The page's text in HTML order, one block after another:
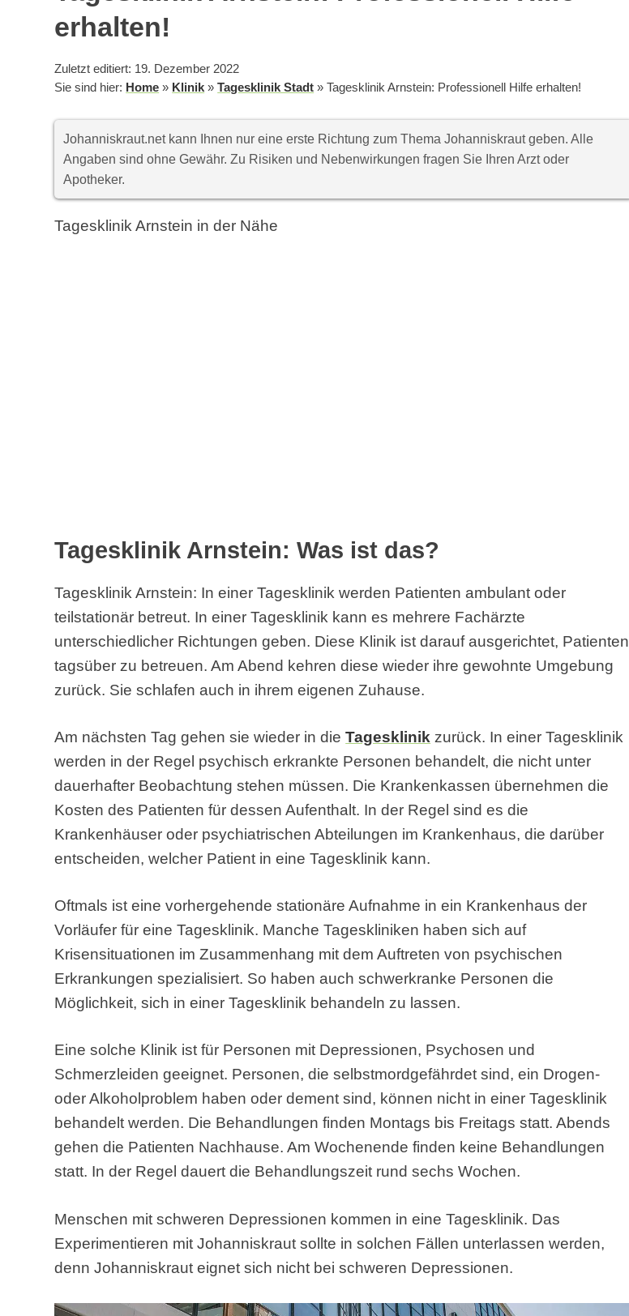
erhalten!
Zuletzt editiert: 19. Dezember 2022
Sie sind hier: Home » Klinik »Tagesklinik Stadt »Tagesklinik Arnstein: Professionell Hilfe erhalten!
Johanniskraut.net kann Ihnen nur eine erste Richtung zum Thema Johanniskraut geben. Alle
Angaben sind ohne Gewähr. Zu Risiken und Nebenwirkungen fragen Sie Ihren Arzt oder
Apotheker.
Tagesklinik Arnstein in der Nähe
Tagesklinik Arnstein: Was ist das?
Tagesklinik Arnstein: In einer Tagesklinik werden Patienten ambulant oder
teilstationär betreut. In einer Tagesklinik kann es mehrere Fachärzte
unterschiedlicher Richtungen geben. Diese Klinik ist darauf ausgerichtet, Patienten
tagsüber zu betreuen. Am Abend kehren diese wieder ihre gewohnte Umgebung
zurück. Sie schlafen auch in ihrem eigenen Zuhause.
Am nächsten Tag gehen sie wieder in dieTagesklinik zurück. In einer Tagesklinik
werden in der Regel psychisch erkrankte Personen behandelt, die nicht unter
dauerhafter Beobachtung stehen müssen. Die Krankenkassen übernehmen die
Kosten des Patienten für dessen Aufenthalt. In der Regel sind es die
Krankenhäuser oder psychiatrischen Abteilungen im Krankenhaus, die darüber
entscheiden, welcher Patient in eine Tagesklinik kann.
Oftmals ist eine vorhergehende stationäre Aufnahme in ein Krankenhaus der
Vorläufer für eine Tagesklinik. Manche Tageskliniken haben sich auf
Krisensituationen im Zusammenhang mit dem Auftreten von psychischen
Erkrankungen spezialisiert. So haben auch schwerkranke Personen die
Möglichkeit, sich in einer Tagesklinik behandeln zu lassen.
Eine solche Klinik ist für Personen mit Depressionen, Psychosen und
Schmerzleiden geeignet. Personen, die selbstmordgefährdet sind, ein Drogen-
oder Alkoholproblem haben oder dement sind, können nicht in einer Tagesklinik
behandelt werden. Die Behandlungen finden Montags bis Freitags statt. Abends
gehen die Patienten Nachhause. Am Wochenende finden keine Behandlungen
statt. In der Regel dauert die Behandlungszeit rund sechs Wochen.
Menschen mit schweren Depressionen kommen in eine Tagesklinik. Das
Experimentieren mit Johanniskraut sollte in solchen Fällen unterlassen werden,
denn Johanniskraut eignet sich nicht bei schweren Depressionen.